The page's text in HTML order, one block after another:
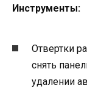
Инструменты:
Отвертки
снять
удалении